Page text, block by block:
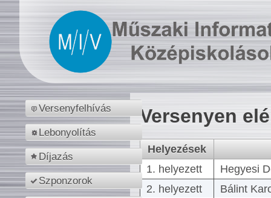
Versenyfelhívás
Lebonyolítás
Díjazás
Szponzorok
Versenyen
Helyezések
1. helyezett
Hegyesi
2. helyezett
Bálint